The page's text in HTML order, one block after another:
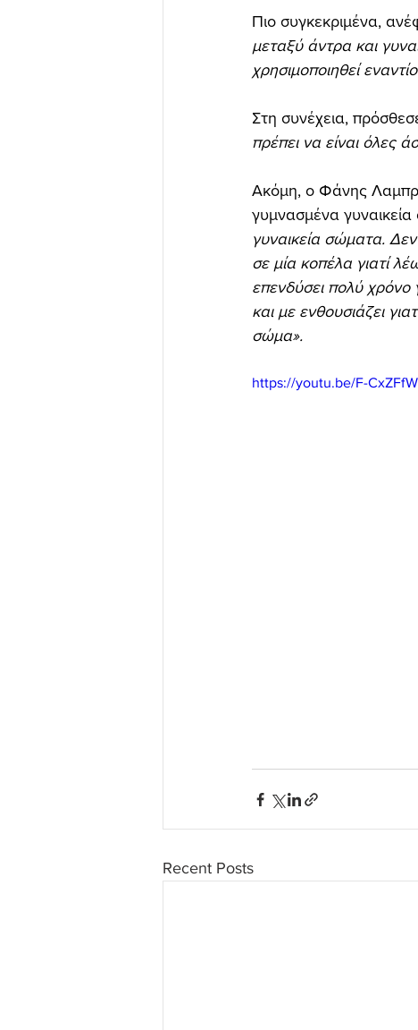
Πιο συγκεκριμένα,
μεταξύ άντρα και
χρησιμοποιηθεί
Στη συνέχεια,
πρέπει να είναι όλες
Ακόμη, ο Φάνης
γυμνασμένα
γυναικεία σώματα.
σε μία κοπέλα γιατί
επενδύσει πολύ
και με ενθουσιάζει
σώμα».
https://youtu.be/F-
Recent Posts